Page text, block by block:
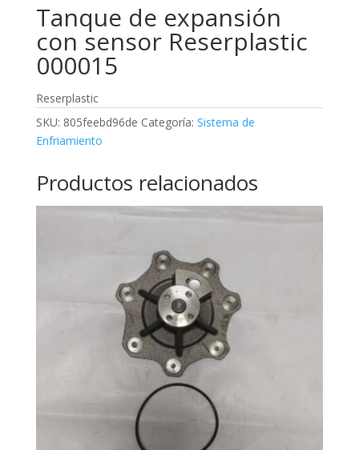
Tanque de expansión
con sensor Reserplastic
000015
Reserplastic
SKU: 805feebd96de Categoría: Sistema de
Enfriamiento
Productos relacionados